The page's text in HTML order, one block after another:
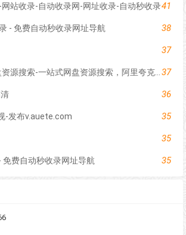
站收录-自动收录网-网址收录-自动秒收录41
- 免费自动秒收录网址导航 38
37
爱搜-网盘资源搜索-一站式网盘资源搜索，阿里夸克百度迅雷UC全聚合37
36
-发布v.auete.com 35
35
免费自动秒收录网址导航 35